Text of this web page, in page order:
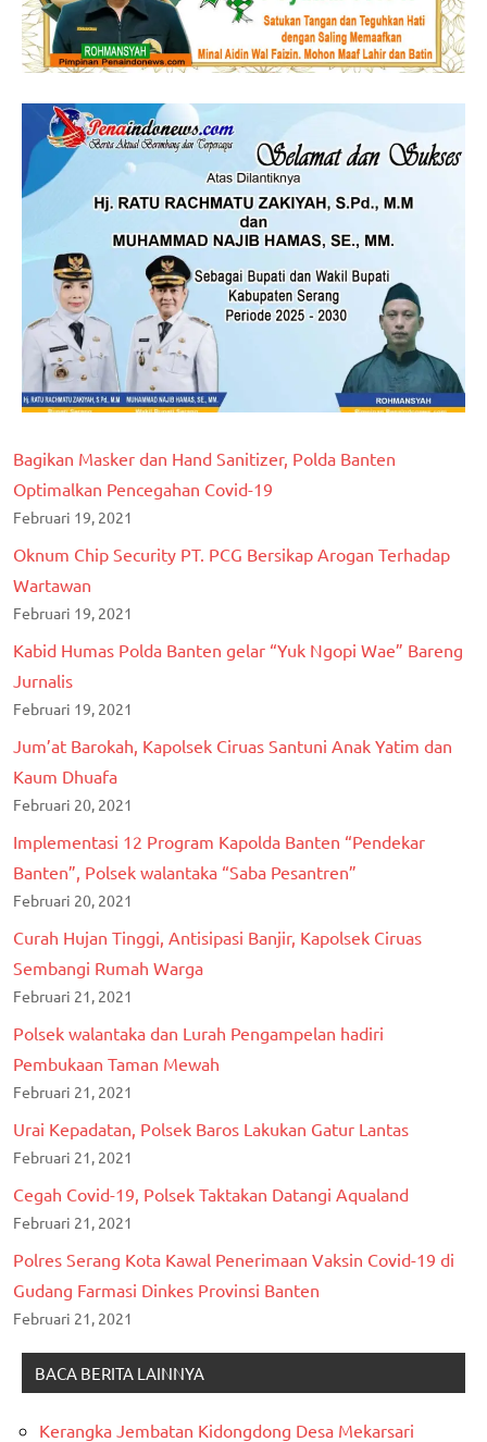
Bagikan Masker dan Hand Sanitizer, Polda Banten
Optimalkan Pencegahan Covid-19
Februari 19, 2021
Oknum Chip Security PT. PCG Bersikap Arogan Terhadap
Wartawan
Februari 19, 2021
Kabid Humas Polda Banten gelar “Yuk Ngopi Wae” Bareng
Jurnalis
Februari 19, 2021
Jum’at Barokah, Kapolsek Ciruas Santuni Anak Yatim dan
Kaum Dhuafa
Februari 20, 2021
Implementasi 12 Program Kapolda Banten “Pendekar
Banten”, Polsek walantaka “Saba Pesantren”
Februari 20, 2021
Curah Hujan Tinggi, Antisipasi Banjir, Kapolsek Ciruas
Sembangi Rumah Warga
Februari 21, 2021
Polsek walantaka dan Lurah Pengampelan hadiri
Pembukaan Taman Mewah
Februari 21, 2021
Urai Kepadatan, Polsek Baros Lakukan Gatur Lantas
Februari 21, 2021
Cegah Covid-19, Polsek Taktakan Datangi Aqualand
Februari 21, 2021
Polres Serang Kota Kawal Penerimaan Vaksin Covid-19 di
Gudang Farmasi Dinkes Provinsi Banten
Februari 21, 2021
BACA BERITA LAINNYA
Kerangka Jembatan Kidongdong Desa Mekarsari